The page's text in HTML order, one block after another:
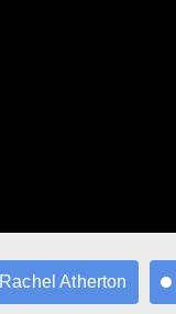
Rachel Atherton